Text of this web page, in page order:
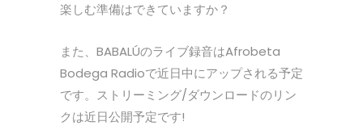
楽しむ準備はできていますか？
また、BABALÚのライブ録音はAfrobeta
Bodega Radioで近日中にアップされる予定
です。ストリーミング/ダウンロードのリン
クは近日公開予定です!